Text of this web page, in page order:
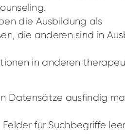
die Ausbildung als
die anderen sind in
in anderen
Datensätze ausfindig
für Suchbegriffe